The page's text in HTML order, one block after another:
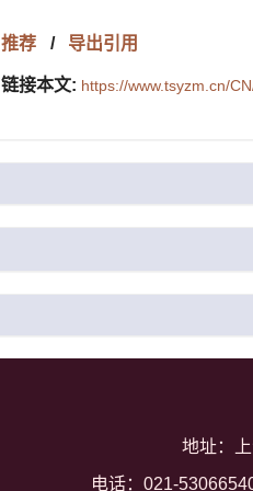
推荐 / 导出引用
链接本文: https://www.tsyzm.cn/
地址：
电话：021-